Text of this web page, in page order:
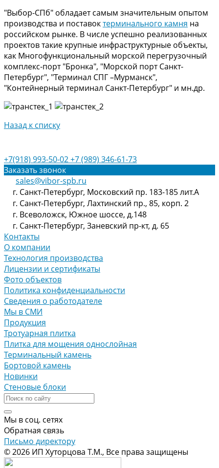
"Выбор-СПб" обладает самым значительным опытом
производства и поставоктерминального камня на
российском рынке. В числе успешно реализованных
проектов такие крупные инфраструктурные объекты,
как Многофункциональный морской перегрузочный
комплекс-порт "Бронка", "Морской порт Санкт-
Петербург", "Терминал СПГ –Мурманск",
"Контейнерный терминал Санкт-Петербург" и мн.др.
Назад к списку
+7(918) 993-50-02+7 (989) 346-61-73
Заказать звонок
sales@vibor-spb.ru
г. Санкт-Петербург, Московский пр. 183-185 лит.А
г. Санкт-Петербург, Лахтинский пр., 85, корп. 2
г. Всеволожск, Южное шоссе, д.148
г. Санкт-Петербург, Заневский пр-кт, д. 65
Контакты
О компании
Технология производства
Лицензии и сертификаты
Фото объектов
Политика конфиденциальности
Сведения о работодателе
Мы в СМИ
Продукция
Тротуарная плитка
Плитка для мощения однослойная
Терминальный камень
Бортовой камень
Новинки
Стеновые блоки
Мы в соц. сетях
Обратная связь
Письмо директору
© 2026 ИП Хуторцова Т.М., Все права защищены